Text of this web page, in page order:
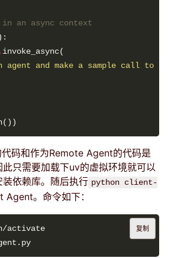
an async context
.
agent and make a sample call to
码和作为Remote Agent的代码是
只需要加载下uv的虚拟环境就可以
依赖库。随后执行 python client-
Agent。命令如下：
复制